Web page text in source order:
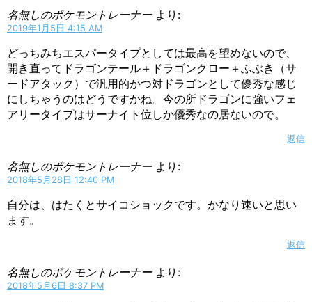
名無しのポケモントレーナー より:
2019年1月5日 4:15 AM
どっちみちエスパータイプとしては最高を望めないので、
開き直ってドラゴンテール＋ドラゴンクロー＋ふぶき（サ
ードアタック）で汎用的かつ対ドラゴンとして優秀な感じ
にしちゃうのはどうですかね。今の所ドラゴンに強いフェ
アリータイプはサーナイト位しか優秀なの居ないので。
返信
名無しのポケモントレーナー より:
2018年5月28日 12:40 PM
自分は、はたくとサイコショックです。かなり速いと思い
ます。
返信
名無しのポケモントレーナー より:
2018年5月6日 8:37 PM